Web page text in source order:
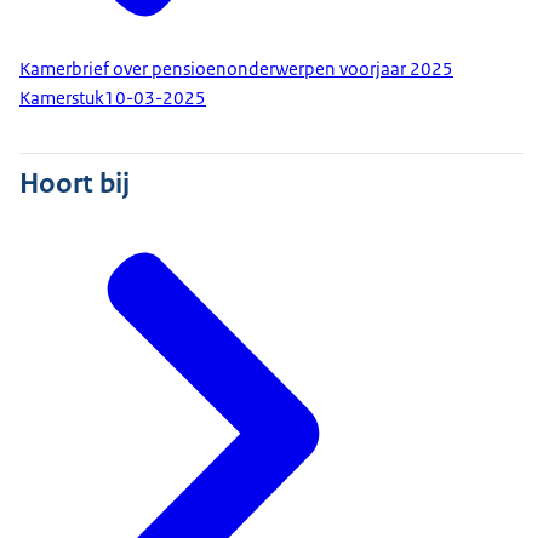
Kamerbrief over pensioenonderwerpen voorjaar 2025
Kamerstuk10-03-2025
Hoort bij